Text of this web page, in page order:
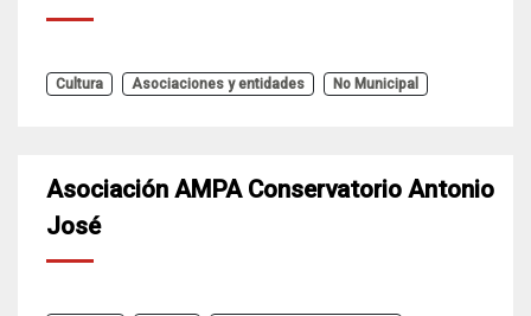
Cultura Asociaciones y entidades No Municipal
Asociación AMPA Conservatorio Antonio
José